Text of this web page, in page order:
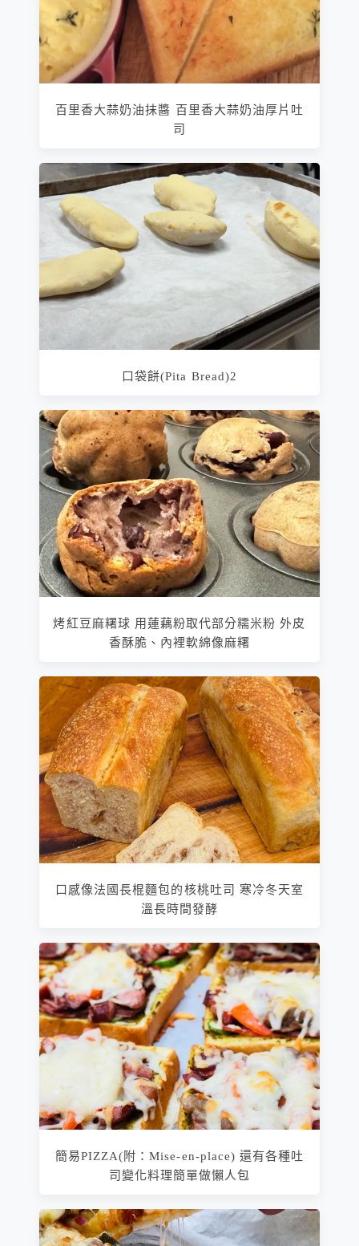
百里香大蒜奶油抹醬 百里香大蒜奶油厚片吐
司
口袋餅(Pita Bread)2
烤紅豆麻糬球 用蓮藕粉取代部分糯米粉 外皮
香酥脆、內裡軟綿像麻糬
口感像法國長棍麵包的核桃吐司 寒冷冬天室
溫長時間發酵
簡易PIZZA(附：Mise-en-place) 還有各種吐
司變化料理簡單做懶人包